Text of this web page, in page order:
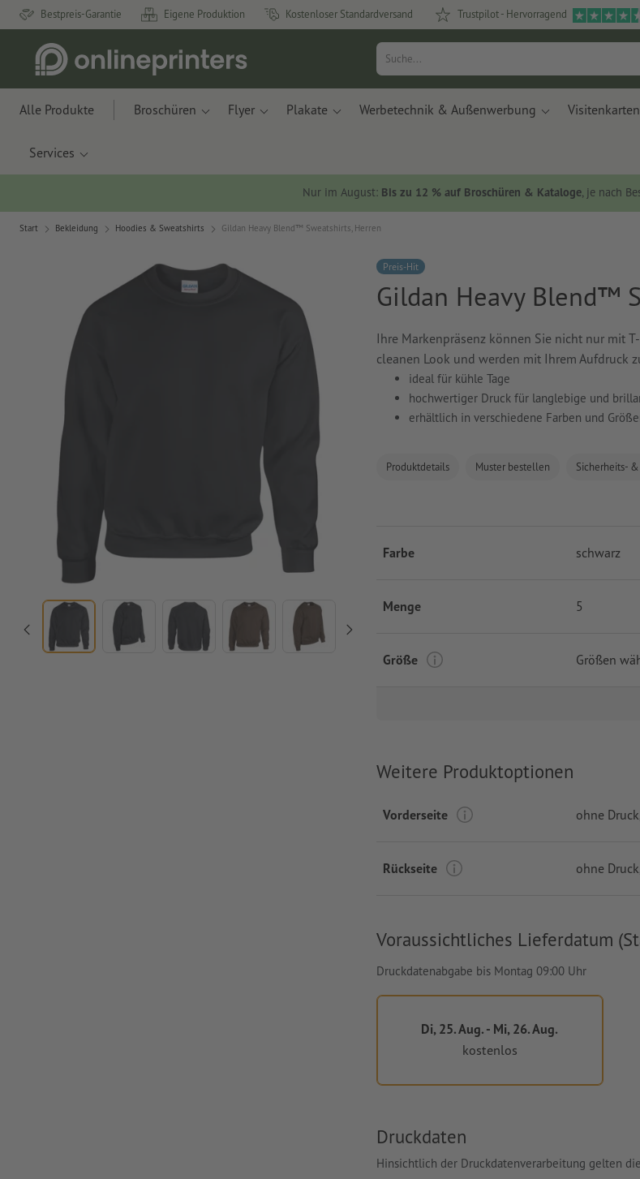
Bestpreis-Garantie Eigene Produktion Kostenloser Standardversand Trustpilot - Hervorragend
Alle Produkte Broschüren Flyer Plakate Werbetechnik & Außenwerbung Visitenkarten
Services
Nur im August: Bis zu 12 % auf Broschüren & Kataloge, je nach
Start Bekleidung Hoodies & Sweatshirts Gildan Heavy Blend™ Sweatshirts, Herren
Preis-Hit
Gildan Heavy Blend™
Ihre Markenpräsenz können Sie nicht nur mit
cleanen Look und werden mit Ihrem Aufdruck
ideal für kühle Tage
hochwertiger Druck für langlebige und
erhältlich in verschiedene Farben und
Produktdetails Muster bestellen Sicherheits-
Farbe schwarz
Menge 5
Größe Größen
Weitere Produktoptionen
Vorderseite ohne Druck
Rückseite ohne Druck
Voraussichtliches Lieferdatum
Druckdatenabgabe bis Montag 09:00 Uhr
Di, 25. Aug. - Mi, 26. Aug.
kostenlos
Druckdaten
Hinsichtlich der Druckdatenverarbeitung gelten die